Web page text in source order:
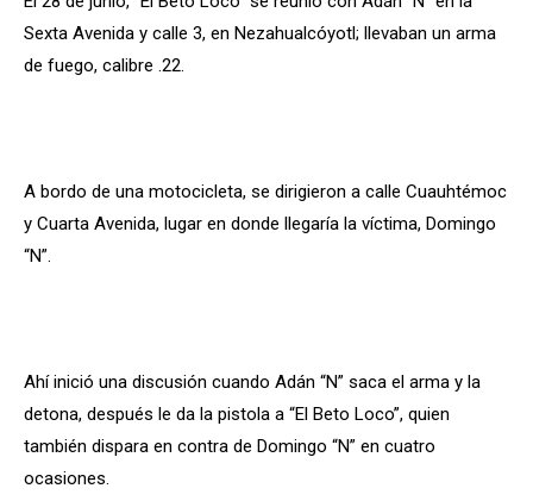
Sexta Avenida y calle 3, en Nezahualcóyotl; llevaban un arma
de fuego, calibre .22.
A bordo de una motocicleta, se dirigieron a calle Cuauhtémoc
y Cuarta Avenida, lugar en donde llegaría la víctima, Domingo
“N”.
Ahí inició una discusión cuando Adán “N” saca el arma y la
detona, después le da la pistola a “El Beto Loco”, quien
también dispara en contra de Domingo “N” en cuatro
ocasiones.